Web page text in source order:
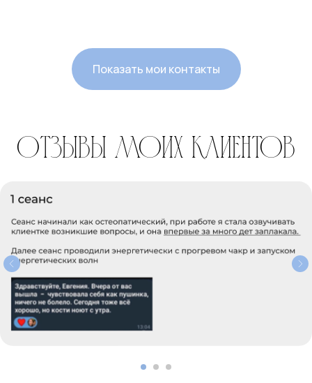
Показать мои контакты
Отзывы моих клиентов